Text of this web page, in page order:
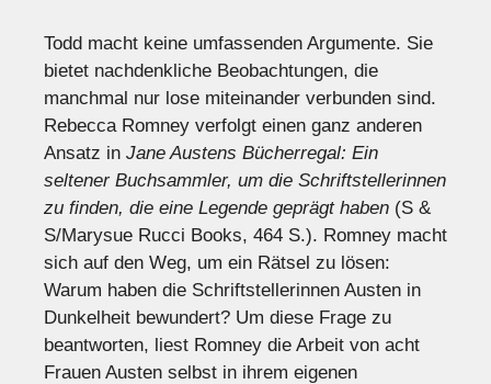
Todd macht keine umfassenden Argumente. Sie
bietet nachdenkliche Beobachtungen, die
manchmal nur lose miteinander verbunden sind.
Rebecca Romney verfolgt einen ganz anderen
Ansatz in Jane Austens Bücherregal: Ein
seltener Buchsammler, um die Schriftstellerinnen
zu finden, die eine Legende geprägt haben (S &
S/Marysue Rucci Books, 464 S.). Romney macht
sich auf den Weg, um ein Rätsel zu lösen:
Warum haben die Schriftstellerinnen Austen in
Dunkelheit bewundert? Um diese Frage zu
beantworten, liest Romney die Arbeit von acht
Frauen Austen selbst in ihrem eigenen